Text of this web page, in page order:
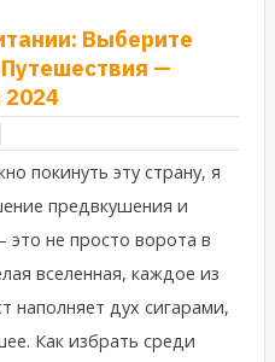
Выберите
—
2024
покинуть эту страну, я
предвкушения и
это не просто ворота в
вселенная, каждое из
наполняет дух сигарами,
Как избрать среди